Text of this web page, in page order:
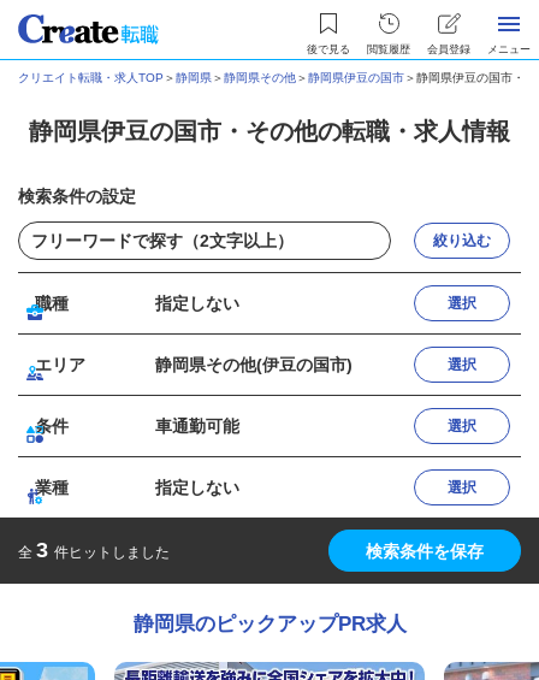
後で見る 閲覧履歴 会員登録 メニュー
クリエイト転職・求人TOP ＞静岡県＞静岡県その他＞静岡県伊豆の国市＞静岡県伊豆の国市・
静岡県伊豆の国市・その他の転職・求人情報
検索条件の設定
絞り込む
職種 指定しない 選択
エリア 静岡県その他(伊豆の国市) 選択
条件 車通勤可能 選択
業種 指定しない 選択
全 3 件ヒットしました 検索条件を保存
静岡県のピックアップPR求人